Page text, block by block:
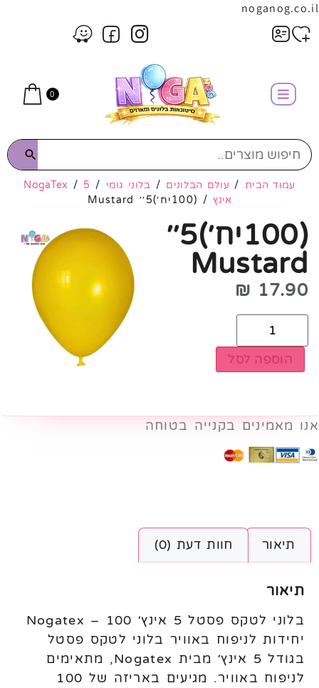
noganog.co.il
0
עמוד הבית / עולם הבלונים / בלוני גומי /
NogaTex / 5
אינץ/ (100יח׳)5׳׳ Mustard
(100יח׳)5׳׳
Mustard
17.90
₪
הוספה לסל
אנו מאמינים בקנייה בטוחה
תיאור חוות דעת (0)
תיאור
בלוני לטקס פסטל 5 אינץ׳ Nogatex – 100
יחידות לניפוח באוויר בלוני לטקס פסטל
בגודל 5 אינץ׳ מבית Nogatex, מתאימים
לניפוח באוויר. מגיעים באריזה של 100